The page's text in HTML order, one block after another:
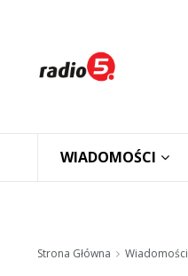
WIADOMOŚCI
Strona Główna Wiadomości